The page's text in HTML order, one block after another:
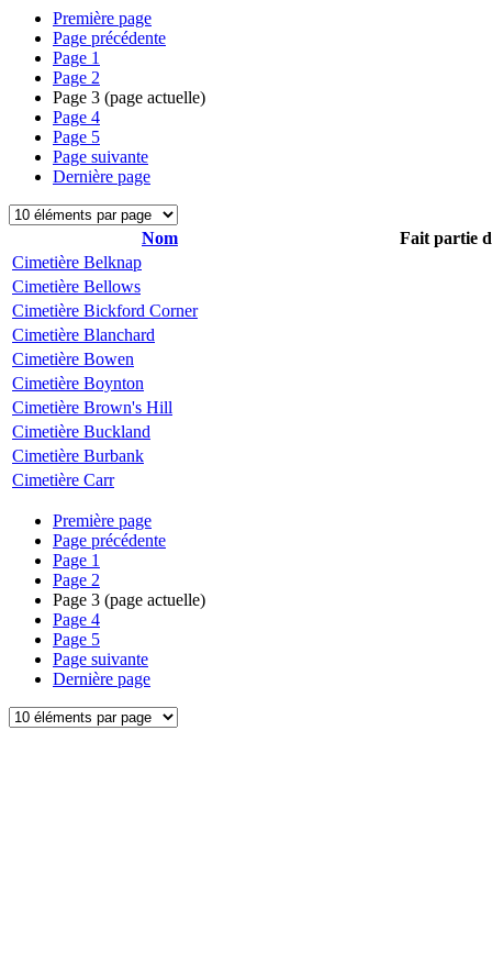
Première page
Page précédente
Page 1
Page 2
Page 3 (page actuelle)
Page 4
Page 5
Page suivante
Dernière page
Nom
Fait partie
Cimetière Belknap
Cimetière Bellows
Cimetière Bickford Corner
Cimetière Blanchard
Cimetière Bowen
Cimetière Boynton
Cimetière Brown's Hill
Cimetière Buckland
Cimetière Burbank
Cimetière Carr
Première page
Page précédente
Page 1
Page 2
Page 3 (page actuelle)
Page 4
Page 5
Page suivante
Dernière page